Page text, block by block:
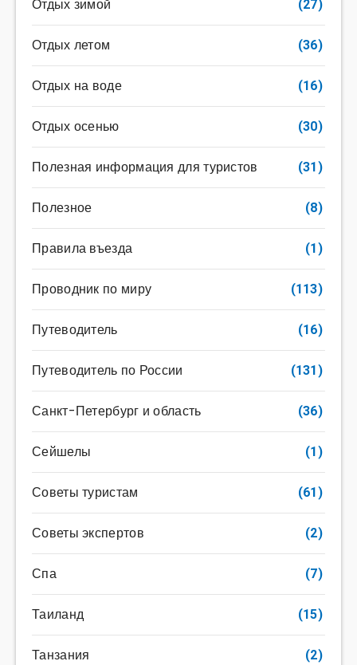
Отдых зимой (27)
Отдых летом (36)
Отдых на воде (16)
Отдых осенью (30)
Полезная информация для туристов (31)
Полезное (8)
Правила въезда (1)
Проводник по миру (113)
Путеводитель (16)
Путеводитель по России (131)
Санкт-Петербург и область (36)
Сейшелы (1)
Советы туристам (61)
Советы экспертов (2)
Спа (7)
Таиланд (15)
Танзания (2)